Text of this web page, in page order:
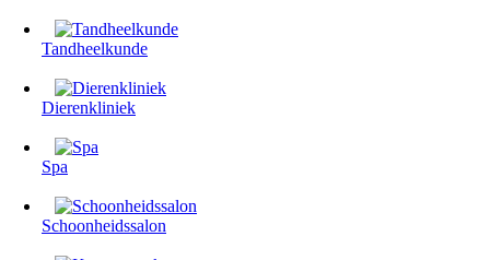
Tandheelkunde
Dierenkliniek
Spa
Schoonheidssalon